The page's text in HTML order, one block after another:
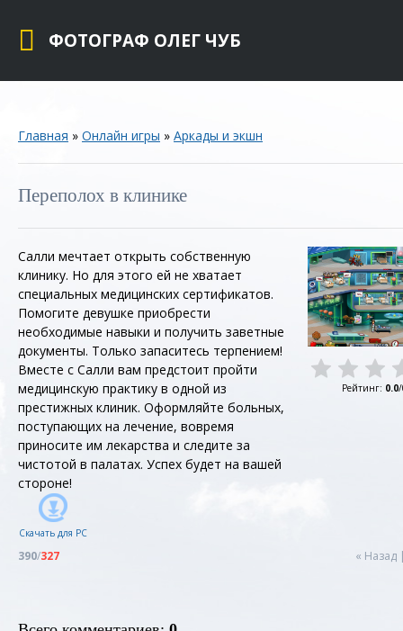
ФОТОГРАФ ОЛЕГ ЧУБ
Главная » Онлайн игры » Аркады и экшн
Переполох в клинике
Салли мечтает открыть собственную
клинику. Но для этого ей не хватает
специальных медицинских сертификатов.
Помогите девушке приобрести
необходимые навыки и получить заветные
документы. Только запаситесь терпением!
Вместе с Салли вам предстоит пройти
медицинскую практику в одной из
престижных клиник. Оформляйте больных,
поступающих на лечение, вовремя
приносите им лекарства и следите за
чистотой в палатах. Успех будет на вашей
стороне!
Скачать для PC
Рейтинг: 0.0/
« Назад
390/327